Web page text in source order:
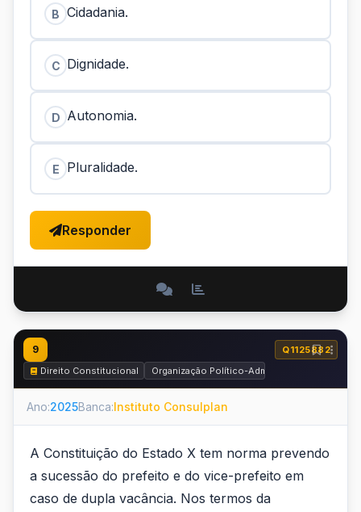
B Cidadania.
C Dignidade.
D Autonomia.
E Pluralidade.
Responder
9
Q1125882
Direito Constitucional
Organização Político-Administrativa do Estado
Ano:2025Banca:Instituto Consulplan
A Constituição do Estado X tem norma prevendo
a sucessão do prefeito e do vice-prefeito em
caso de dupla vacância. Nos termos da